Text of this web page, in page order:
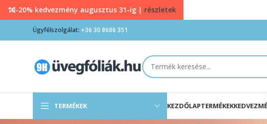
Ügyfélszolgálat: +36 30 8686 351
TERMÉKEK KEZDŐLAPTERMÉKEK
10-20% kedvezmény augusztus 31-ig | részletek